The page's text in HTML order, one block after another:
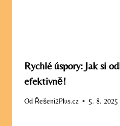
Rychlé úspory: Jak si
efektivně!
Od Řešení2Plus.cz 5. 8. 2025